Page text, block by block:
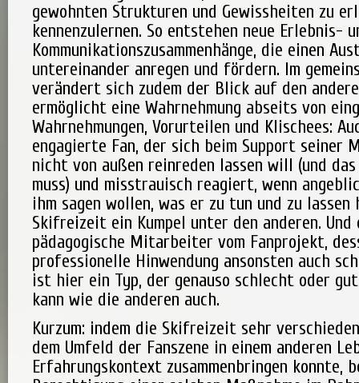
gewohnten Strukturen und Gewissheiten zu
kennenzulernen. So entstehen neue Erlebnis-
Kommunikationszusammenhänge, die einen
untereinander anregen und fördern. Im
verändert sich zudem der Blick auf den
ermöglicht eine Wahrnehmung abseits von
Wahrnehmungen, Vorurteilen und Klischees:
engagierte Fan, der sich beim Support seiner
nicht von außen reinreden lassen will (und
muss) und misstrauisch reagiert, wenn
ihm sagen wollen, was er zu tun und zu
Skifreizeit ein Kumpel unter den anderen. Und
pädagogische Mitarbeiter vom Fanprojekt,
professionelle Hinwendung ansonsten auch
ist hier ein Typ, der genauso schlecht oder
kann wie die anderen auch.
Kurzum: indem die Skifreizeit sehr
dem Umfeld der Fanszene in einem anderen
Erfahrungskontext zusammenbringen konnte,